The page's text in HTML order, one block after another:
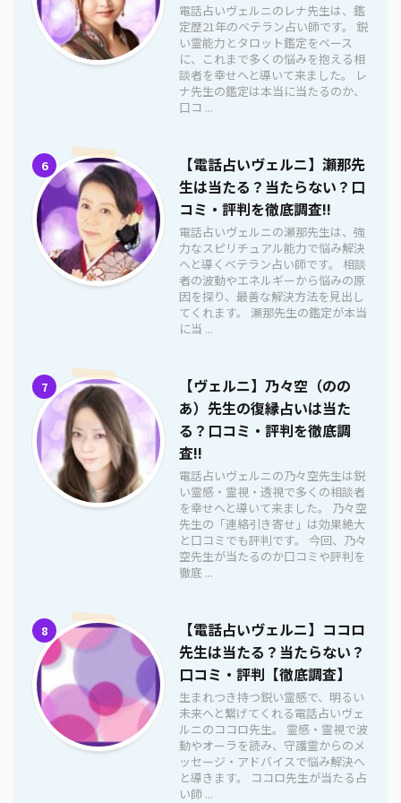
電話占いヴェルニのレナ先生は、鑑
定歴21年のベテラン占い師です。 鋭
い霊能力とタロット鑑定をベース
に、これまで多くの悩みを抱える相
談者を幸せへと導いて来ました。 レ
ナ先生の鑑定は本当に当たるのか、
口コ ...
6
【電話占いヴェルニ】瀬那先
生は当たる？当たらない？口
コミ・評判を徹底調査!!
電話占いヴェルニの瀬那先生は、強
力なスピリチュアル能力で悩み解決
へと導くベテラン占い師です。 相談
者の波動やエネルギーから悩みの原
因を探り、最善な解決方法を見出し
てくれます。 瀬那先生の鑑定が本当
に当 ...
7
【ヴェルニ】乃々空（のの
あ）先生の復縁占いは当た
る？口コミ・評判を徹底調
査!!
電話占いヴェルニの乃々空先生は鋭
い霊感・霊視・透視で多くの相談者
を幸せへと導いて来ました。 乃々空
先生の「連絡引き寄せ」は効果絶大
と口コミでも評判です。 今回、乃々
空先生が当たるのか口コミや評判を
徹底 ...
8
【電話占いヴェルニ】ココロ
先生は当たる？当たらない？
口コミ・評判【徹底調査】
生まれつき持つ鋭い霊感で、明るい
未来へと繋げてくれる電話占いヴェ
ルニのココロ先生。 霊感・霊視で波
動やオーラを読み、守護霊からのメ
ッセージ・アドバイスで悩み解決へ
と導きます。 ココロ先生が当たる占
い師 ...